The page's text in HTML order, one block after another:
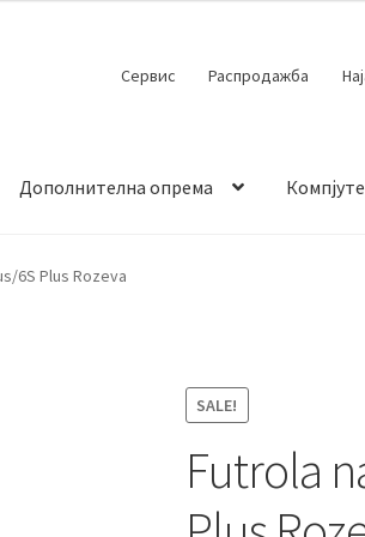
Сервис Распродажба
Дополнителна опрема
испорака
6S Plus Rozeva
SALE!
Futrola